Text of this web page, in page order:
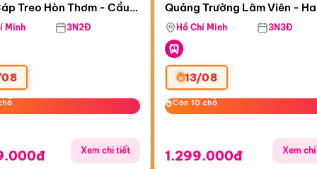
Treo Hòn Thơm
Treo Hòn Thơm - Cầu
Viên Nước Aquatopia
Minh 3N2Đ
Xem chi tiết
Quảng Trường Lâm Viên -
Hill - Puppy Farm
Hồ Chí Minh 3N3Đ
13/08
Còn 10 chỗ
Còn 10 chỗ
1.299.000đ Xem